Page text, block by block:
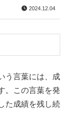
2024.12.04
う言葉には、成
。この言葉を発
た成績を残し続